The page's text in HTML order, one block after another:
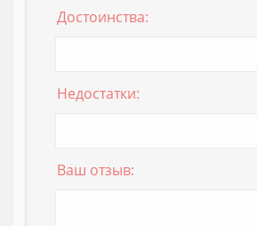
Достоинства:
Недостатки:
Ваш отзыв: